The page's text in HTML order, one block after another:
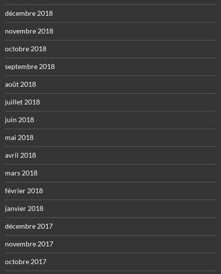
décembre 2018
novembre 2018
octobre 2018
septembre 2018
août 2018
juillet 2018
juin 2018
mai 2018
avril 2018
mars 2018
février 2018
janvier 2018
décembre 2017
novembre 2017
octobre 2017